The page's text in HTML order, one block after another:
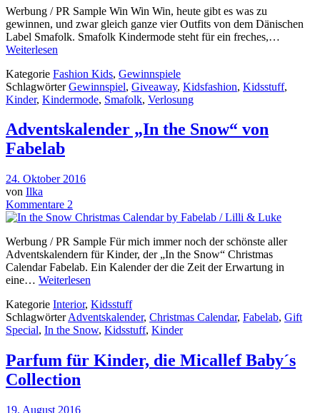
Werbung / PR Sample Win Win Win, heute gibt es was zu
gewinnen, und zwar gleich ganze vier Outfits von dem Dänischen
Label Smafolk. Smafolk Kindermode steht für ein freches,…
Weiterlesen
Kategorie Fashion Kids, Gewinnspiele
SchlagwörterGewinnspiel, Giveaway, Kidsfashion, Kidsstuff,
Kinder, Kindermode, Smafolk, Verlosung
Adventskalender „In the Snow“ von
Fabelab
24. Oktober 2016
von Ilka
Kommentare 2
Werbung / PR Sample Für mich immer noch der schönste aller
Adventskalendern für Kinder, der „In the Snow“ Christmas
Calendar Fabelab. Ein Kalender der die Zeit der Erwartung in
eine… Weiterlesen
Kategorie Interior, Kidsstuff
SchlagwörterAdventskalender, Christmas Calendar, Fabelab, Gift
Special, In the Snow, Kidsstuff, Kinder
Parfum für Kinder, die Micallef Baby´s
Collection
19. August 2016